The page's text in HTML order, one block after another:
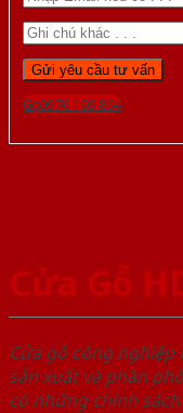
Gọi 0976.169.864
Cửa Gỗ
Cửa gỗ công nghiệp
sản xuất và phân
có những chính